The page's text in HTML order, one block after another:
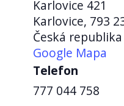
Karlovice 421
Karlovice, 793
Česká republika
Google Mapa
Telefon
777 044 758